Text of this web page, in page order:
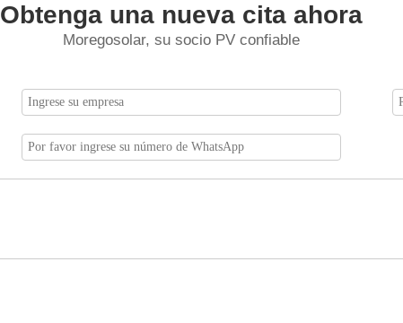
Obtenga una nueva cita ahora
Moregosolar, su socio PV confiable